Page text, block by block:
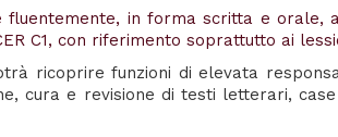
in forma scritta e orale,
C1, con riferimento soprattutto ai
ricoprire funzioni di elevata
cura e revisione di testi letterari,